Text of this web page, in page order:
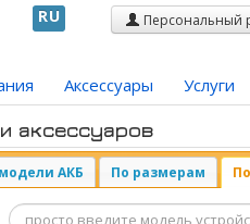
RU Персональный
Аксессуары Услуги
аксессуаров
АКБ По размерам